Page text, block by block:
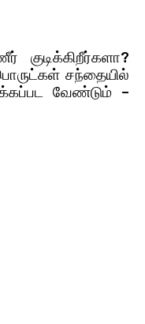
சந்தையில்
வேண்டும் –